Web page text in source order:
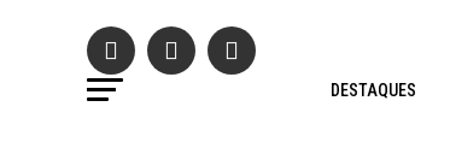
DESTAQUES